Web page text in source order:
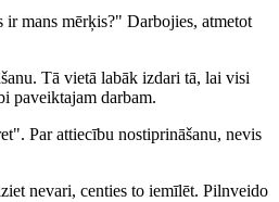
ir mans mērķis?" Darbojies, atmetot
Tā vietā labāk izdari tā, lai visi
paveiktajam darbam.
Par attiecību nostiprināšanu, nevis
nevari, centies to iemīlēt. Pilnveido